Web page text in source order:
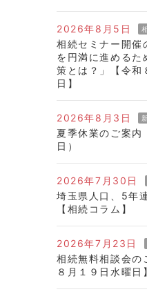
2026年8月5日
相続セミナー開催
を円満に進めるた
策とは？」【令和
日】
2026年8月3日
夏季休業のご案
日）
2026年7月30日
埼玉県人口、5年
【相続コラム】
2026年7月23日
相続無料相談会の
８月１９日水曜日】